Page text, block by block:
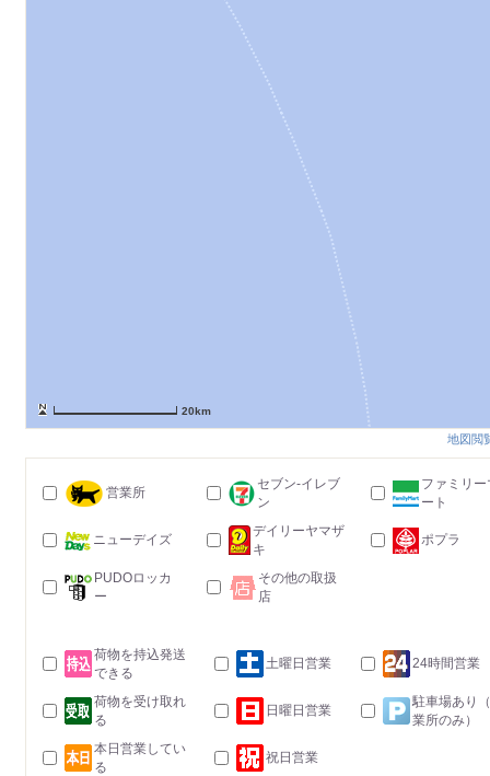
20km
地図閲
営業所
セブン-イレブ
ン
ファミリー
ート
ニューデイズ
デイリーヤマザ
キ
ポプラ
PUDOロッカ
ー
その他の取扱
店
荷物を持込発送
できる
土曜日営業 24時間営業
荷物を受け取れ
る
日曜日営業
駐車場あり
業所のみ）
本日営業してい
る
祝日営業